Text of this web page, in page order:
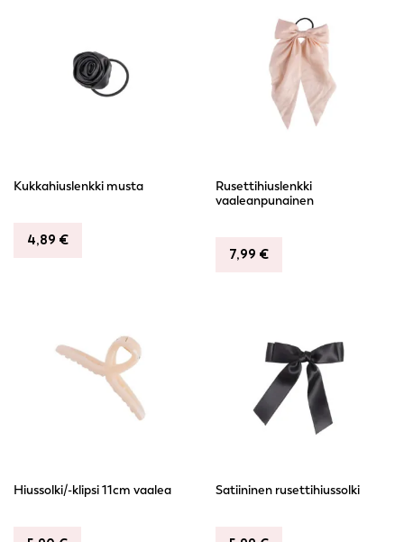
Kukkahiuslenkki musta
4,89 €
Rusettihiuslenkki
vaaleanpunainen
7,99 €
Hiussolki/-klipsi 11cm vaalea Satiininen rusettihiussolki